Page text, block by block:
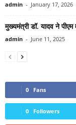
admin - January 17, 2026
मुख्यमंत्री डॉ. यादव ने
admin - June 11, 2025
0 Fans
0 Followers